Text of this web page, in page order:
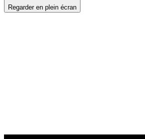
Regarder en plein écran